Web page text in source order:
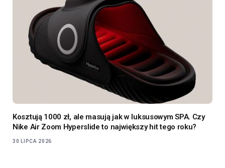
Kosztują 1000 zł, ale masują jak w luksusowym SPA. Czy
Nike Air Zoom Hyperslide to największy hit tego roku?
30 LIPCA 2026